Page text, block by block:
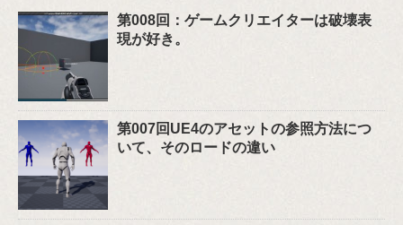
第008回：ゲームクリエイターは破壊表
現が好き。
第007回UE4のアセットの参照方法につ
いて、そのロードの違い